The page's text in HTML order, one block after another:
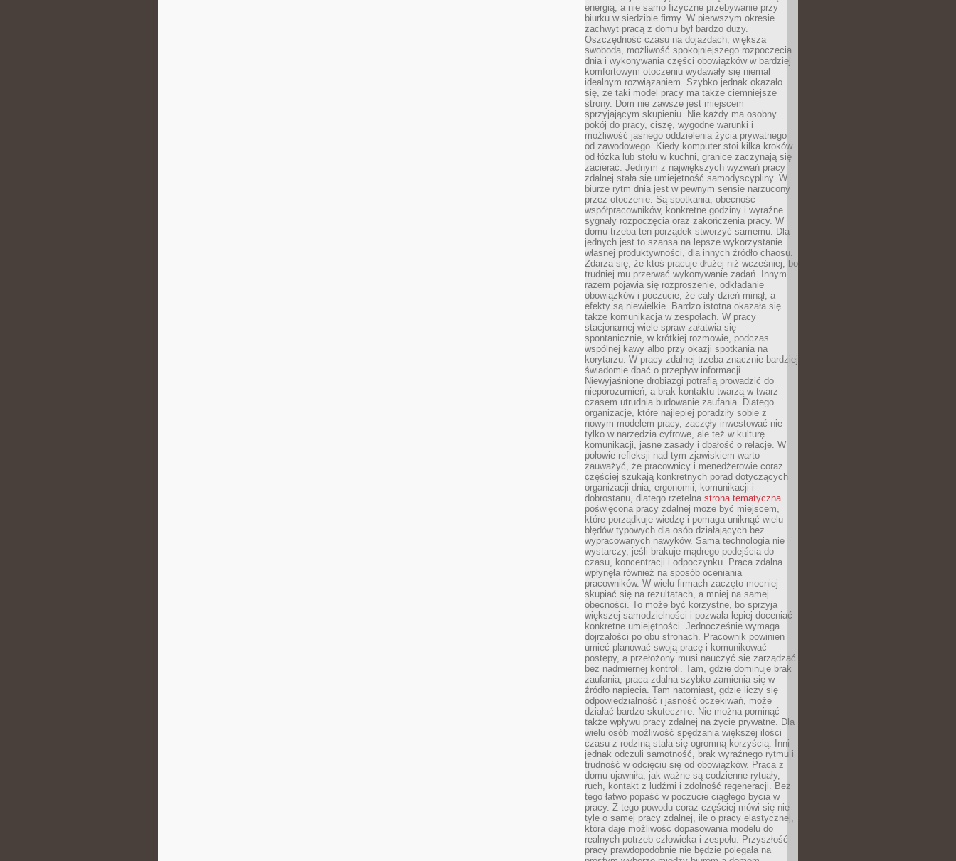
energią, a nie samo fizyczne przebywanie przy
biurku w siedzibie firmy. W pierwszym okresie
zachwyt pracą z domu był bardzo duży.
Oszczędność czasu na dojazdach, większa
swoboda, możliwość spokojniejszego rozpoczęcia
dnia i wykonywania części obowiązków w bardziej
komfortowym otoczeniu wydawały się niemal
idealnym rozwiązaniem. Szybko jednak okazało
się, że taki model pracy ma także ciemniejsze
strony. Dom nie zawsze jest miejscem
sprzyjającym skupieniu. Nie każdy ma osobny
pokój do pracy, ciszę, wygodne warunki i
możliwość jasnego oddzielenia życia prywatnego
od zawodowego. Kiedy komputer stoi kilka kroków
od łóżka lub stołu w kuchni, granice zaczynają się
zacierać. Jednym z największych wyzwań pracy
zdalnej stała się umiejętność samodyscypliny. W
biurze rytm dnia jest w pewnym sensie narzucony
przez otoczenie. Są spotkania, obecność
współpracowników, konkretne godziny i wyraźne
sygnały rozpoczęcia oraz zakończenia pracy. W
domu trzeba ten porządek stworzyć samemu. Dla
jednych jest to szansa na lepsze wykorzystanie
własnej produktywności, dla innych źródło chaosu.
Zdarza się, że ktoś pracuje dłużej niż wcześniej, bo
trudniej mu przerwać wykonywanie zadań. Innym
razem pojawia się rozproszenie, odkładanie
obowiązków i poczucie, że cały dzień minął, a
efekty są niewielkie. Bardzo istotna okazała się
także komunikacja w zespołach. W pracy
stacjonarnej wiele spraw załatwia się
spontanicznie, w krótkiej rozmowie, podczas
wspólnej kawy albo przy okazji spotkania na
korytarzu. W pracy zdalnej trzeba znacznie bardziej
świadomie dbać o przepływ informacji.
Niewyjaśnione drobiazgi potrafią prowadzić do
nieporozumień, a brak kontaktu twarzą w twarz
czasem utrudnia budowanie zaufania. Dlatego
organizacje, które najlepiej poradziły sobie z
nowym modelem pracy, zaczęły inwestować nie
tylko w narzędzia cyfrowe, ale też w kulturę
komunikacji, jasne zasady i dbałość o relacje. W
połowie refleksji nad tym zjawiskiem warto
zauważyć, że pracownicy i menedżerowie coraz
częściej szukają konkretnych porad dotyczących
organizacji dnia, ergonomii, komunikacji i
dobrostanu, dlatego rzetelna strona tematyczna
poświęcona pracy zdalnej może być miejscem,
które porządkuje wiedzę i pomaga uniknąć wielu
błędów typowych dla osób działających bez
wypracowanych nawyków. Sama technologia nie
wystarczy, jeśli brakuje mądrego podejścia do
czasu, koncentracji i odpoczynku. Praca zdalna
wpłynęła również na sposób oceniania
pracowników. W wielu firmach zaczęto mocniej
skupiać się na rezultatach, a mniej na samej
obecności. To może być korzystne, bo sprzyja
większej samodzielności i pozwala lepiej doceniać
konkretne umiejętności. Jednocześnie wymaga
dojrzałości po obu stronach. Pracownik powinien
umieć planować swoją pracę i komunikować
postępy, a przełożony musi nauczyć się zarządzać
bez nadmiernej kontroli. Tam, gdzie dominuje brak
zaufania, praca zdalna szybko zamienia się w
źródło napięcia. Tam natomiast, gdzie liczy się
odpowiedzialność i jasność oczekiwań, może
działać bardzo skutecznie. Nie można pominąć
także wpływu pracy zdalnej na życie prywatne. Dla
wielu osób możliwość spędzania większej ilości
czasu z rodziną stała się ogromną korzyścią. Inni
jednak odczuli samotność, brak wyraźnego rytmu i
trudność w odcięciu się od obowiązków. Praca z
domu ujawniła, jak ważne są codzienne rytuały,
ruch, kontakt z ludźmi i zdolność regeneracji. Bez
tego łatwo popaść w poczucie ciągłego bycia w
pracy. Z tego powodu coraz częściej mówi się nie
tyle o samej pracy zdalnej, ile o pracy elastycznej,
która daje możliwość dopasowania modelu do
realnych potrzeb człowieka i zespołu. Przyszłość
pracy prawdopodobnie nie będzie polegała na